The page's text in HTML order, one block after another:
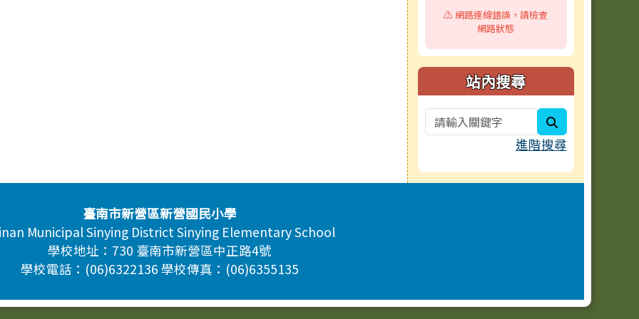
⚠️ 網路連線錯誤，請檢查
網路狀態
站內搜尋
進階搜尋
臺南市新營區新營國民小學
Municipal Sinying District Sinying Elementary School
學校地址：730 臺南市新營區中正路4號
學校電話：(06)6322136 學校傳真：(06)6355135